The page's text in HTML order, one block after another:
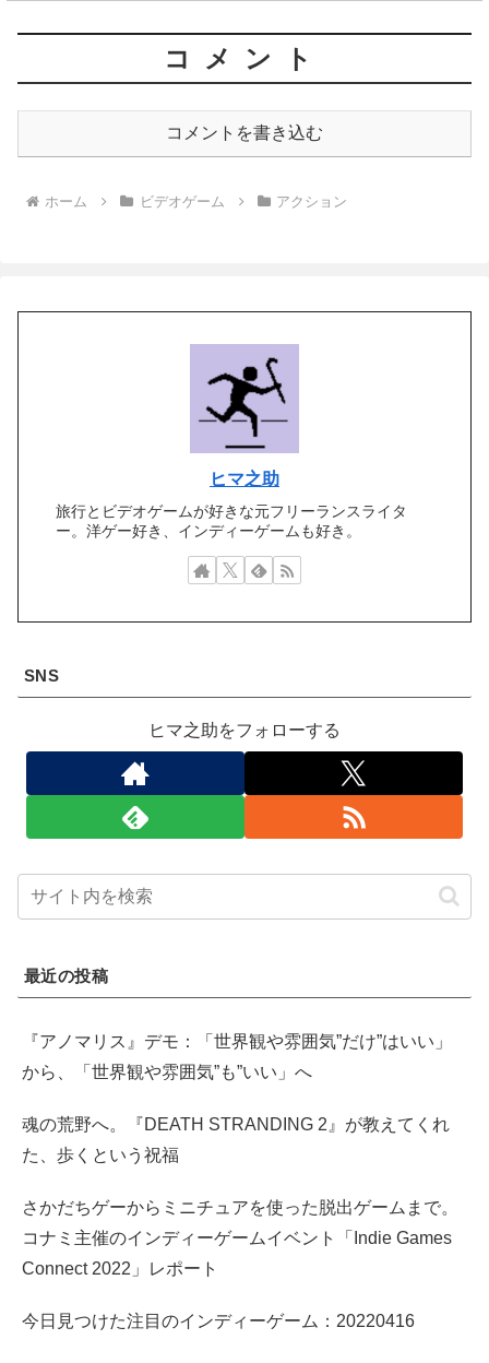
コメント
コメントを書き込む
ホーム ビデオゲーム アクション
ヒマ之助
旅行とビデオゲームが好きな元フリーランスライタ
ー。洋ゲー好き、インディーゲームも好き。
SNS
ヒマ之助をフォローする
最近の投稿
『アノマリス』デモ：「世界観や雰囲気”だけ”はいい」
から、「世界観や雰囲気”も”いい」へ
魂の荒野へ。『DEATH STRANDING 2』が教えてくれ
た、歩くという祝福
さかだちゲーからミニチュアを使った脱出ゲームまで。
コナミ主催のインディーゲームイベント「Indie Games
Connect 2022」レポート
今日見つけた注目のインディーゲーム：20220416